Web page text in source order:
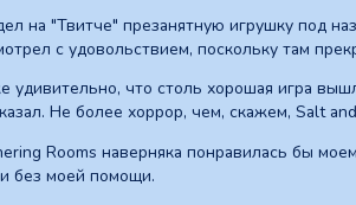
на "Твитче" презанятную игрушку под
с удовольствием, поскольку там
удивительно, что столь хорошая игра
Не более хоррор, чем, скажем, Salt
Rooms наверняка понравилась бы
без моей помощи.